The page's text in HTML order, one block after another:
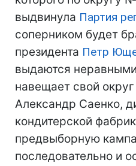
выдвинула Партия
соперником будет
президента Петр
выдаются
навещает свой
Александр Саенко,
кондитерской
предвыборную
последовательно и